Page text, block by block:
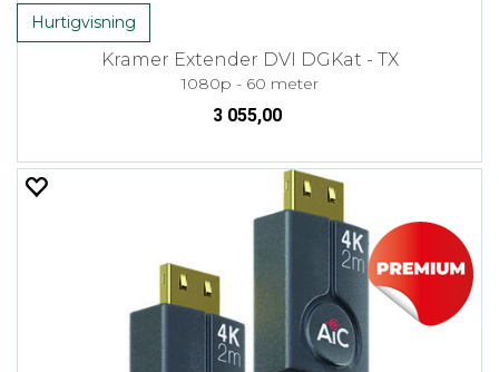
Hurtigvisning
Kramer Extender DVI DGKat - TX
1080p - 60 meter
3 055,00